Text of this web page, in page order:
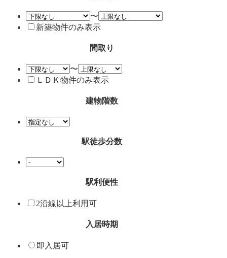
〜
新築物件のみ表示
間取り
〜
ＬＤＫ物件のみ表示
建物階数
駅徒歩分数
駅利便性
2沿線以上利用可
入居時期
即入居可